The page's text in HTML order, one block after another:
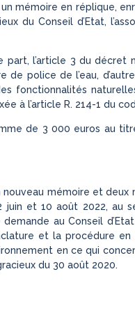
un mémoire en réplique,
du Conseil d’Etat,
part, l’article 3 du
police de l’eau,
fonctionnalités
à l’article R. 214-1 du
de 3 000 euros au
nouveau mémoire et
juin et 10 août 2022, au
au Conseil
et la procédure en
en ce qui
du 30 août 2020.